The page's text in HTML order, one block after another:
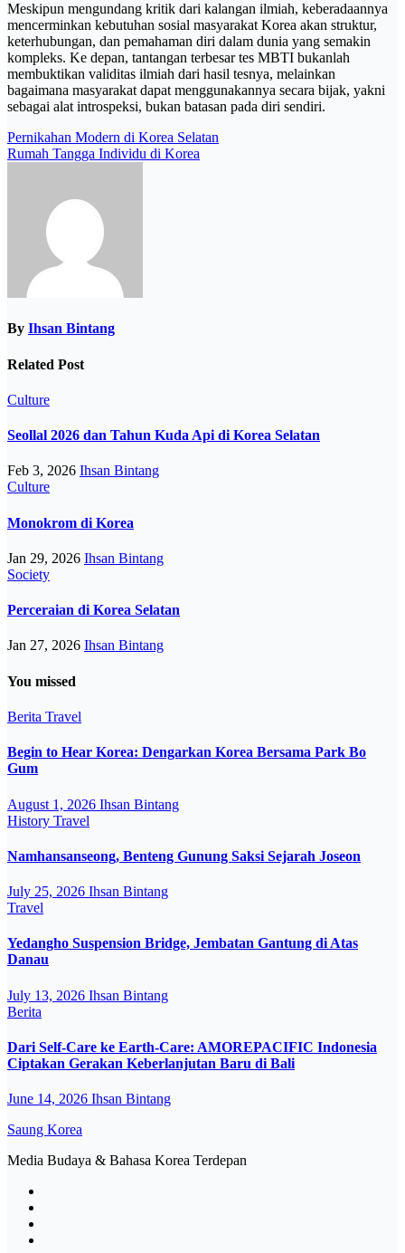
Meskipun mengundang kritik dari kalangan ilmiah, keberadaannya
mencerminkan kebutuhan sosial masyarakat Korea akan struktur,
keterhubungan, dan pemahaman diri dalam dunia yang semakin
kompleks. Ke depan, tantangan terbesar tes MBTI bukanlah
membuktikan validitas ilmiah dari hasil tesnya, melainkan
bagaimana masyarakat dapat menggunakannya secara bijak, yakni
sebagai alat introspeksi, bukan batasan pada diri sendiri.
Post
navigation
Pernikahan Modern di Korea Selatan
Rumah Tangga Individu di Korea
By Ihsan Bintang
Related Post
Culture
Seollal 2026 dan Tahun Kuda Api di Korea Selatan
Feb 3, 2026 Ihsan Bintang
Culture
Monokrom di Korea
Jan 29, 2026 Ihsan Bintang
Society
Perceraian di Korea Selatan
Jan 27, 2026 Ihsan Bintang
You missed
Berita Travel
Begin to Hear Korea: Dengarkan Korea Bersama Park Bo
Gum
August 1, 2026 Ihsan Bintang
History Travel
Namhansanseong, Benteng Gunung Saksi Sejarah Joseon
July 25, 2026 Ihsan Bintang
Travel
Yedangho Suspension Bridge, Jembatan Gantung di Atas
Danau
July 13, 2026 Ihsan Bintang
Berita
Dari Self-Care ke Earth-Care: AMOREPACIFIC Indonesia
Ciptakan Gerakan Keberlanjutan Baru di Bali
June 14, 2026 Ihsan Bintang
Saung Korea
Media Budaya & Bahasa Korea Terdepan